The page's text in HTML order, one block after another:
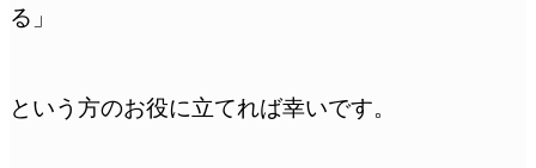
る」
という方のお役に立てれば幸いです。